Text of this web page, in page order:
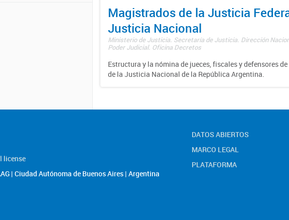
Magistrados de la Justicia
Justicia Nacional
Ministerio de Justicia. Secretaría de Justicia. Dirección
Poder Judicial. Oficina Decretos
Estructura y la nómina de jueces, fiscales y defensores
de la Justicia Nacional de la República Argentina.
license
| Ciudad Autónoma de Buenos Aires | Argentina
DATOS ABIERTOS
MARCO LEGAL
PLATAFORMA